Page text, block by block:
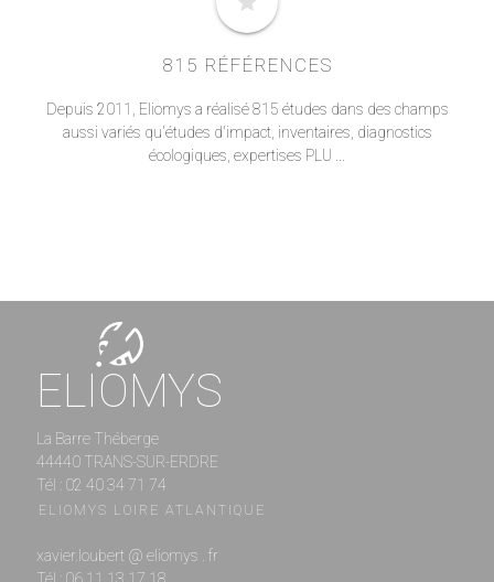
815 RÉFÉRENCES
Depuis 2011, Eliomys a réalisé 815 études dans des champs
aussi variés qu'études d'impact, inventaires, diagnostics
écologiques, expertises PLU ...
ELIOMYS
La Barre Théberge
44440 TRANS-SUR-ERDRE
Tél : 02 40 34 71 74
ELIOMYS LOIRE ATLANTIQUE
xavier.loubert @ eliomys . fr